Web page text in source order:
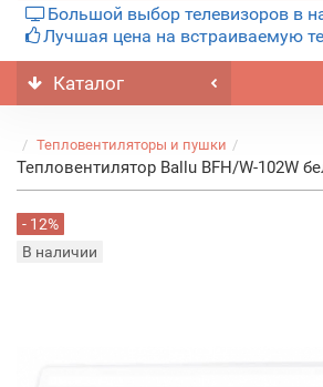
Большой выбор телевизоров в
Лучшая цена на встраиваемую
Каталог
Тепловентиляторы и пушки
Тепловентилятор Ballu BFH/W-102W
- 12%
В наличии